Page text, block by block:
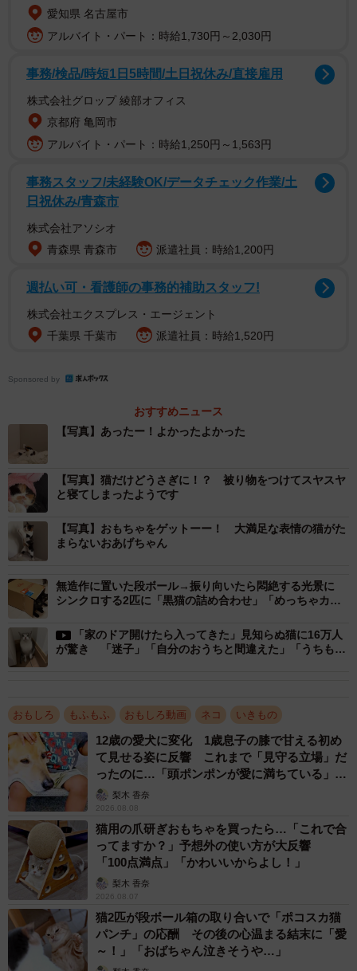
「どこに行ったのかしら・・・」＝おあげさん（@oage_cat）提供
「足の上に置いたヘアゴムを見失う猫」というつぶやきと
共に投稿されたおあげちゃんの動画。遊んでいたゴムを見
失っても、「あれ〜、どこ行っちゃたんだろう…」と探し
ています。
動画を見た人からは、
「あれぇって、しかも足ピンって伸びててかわいい」「ね
ぇ」
「このツイート見たら、悩み忘れた」
という反響があり、みんなおあげちゃんに癒されたようで
す。おあげさんにお話を聞きました。
—ヘアゴムでひとり遊びしていたのですか。
「そうです。自分で遊んでいましたが、一瞬ゴムを見失っ
て『あれ〜』と探していました」
—なぜ脚を伸ばしているのでしょうか。
「なぜなんでしょう。分からないのですが、脚の上にある
愛知県 名古屋市
アルバイト・パート：時給1,730円～2,030円
事務/検品/時短1日5時間/土日祝休み/直接雇用
株式会社グロップ 綾部オフィス
京都府 亀岡市
アルバイト・パート：時給1,250円～1,563円
事務スタッフ/未経験OK/データチェック作業/土
日祝休み/青森市
株式会社アソシオ
青森県 青森市
派遣社員：時給1,200円
週払い可・看護師の事務的補助スタッフ!
株式会社エクスプレス・エージェント
千葉県 千葉市
派遣社員：時給1,520円
Sponsored by
おすすめニュース
【写真】あったー！よかったよかった
【写真】猫だけどうさぎに！？ 被り物をつけてスヤスヤ
と寝てしまったようです
【写真】おもちゃをゲットーー！ 大満足な表情の猫がた
まらないおあげちゃん
無造作に置いた段ボール→振り向いたら悶絶する光景に
シンクロする2匹に「黒猫の詰め合わせ」「めっちゃカワ
「家のドア開けたら入ってきた」見知らぬ猫に16万人
が驚き 「迷子」「自分のおうちと間違えた」「うちもあ
おもしろ もふもふ おもしろ動画 ネコ いきもの
12歳の愛犬に変化 1歳息子の膝で甘える初め
て見せる姿に反響 これまで「見守る立場」だ
ったのに…「頭ポンポンが愛に満ちている」
「尊…」
梨木 香奈
2026.08.08
猫用の爪研ぎおもちゃを買ったら…「これで合
ってますか？」予想外の使い方が大反響
「100点満点」「かわいいからよし！」
梨木 香奈
2026.08.07
猫2匹が段ボール箱の取り合いで「ポコスカ猫
パンチ」の応酬 その後の心温まる結末に「愛
～！」「おばちゃん泣きそうや…」